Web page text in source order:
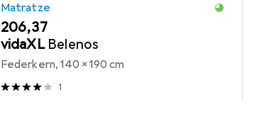
Matratze
EUR
206,37
vidaXL Belenos
Federkern, 140 x 190 cm
1